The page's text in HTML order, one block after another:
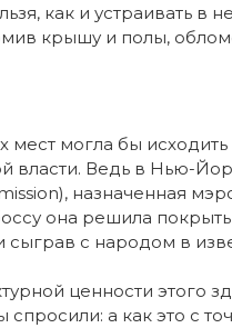
как и устраивать в
крышу и полы,
могла бы
власти. Ведь в Нью-
назначенная
она решила
сыграв с народом в
ценности этого
а как это с